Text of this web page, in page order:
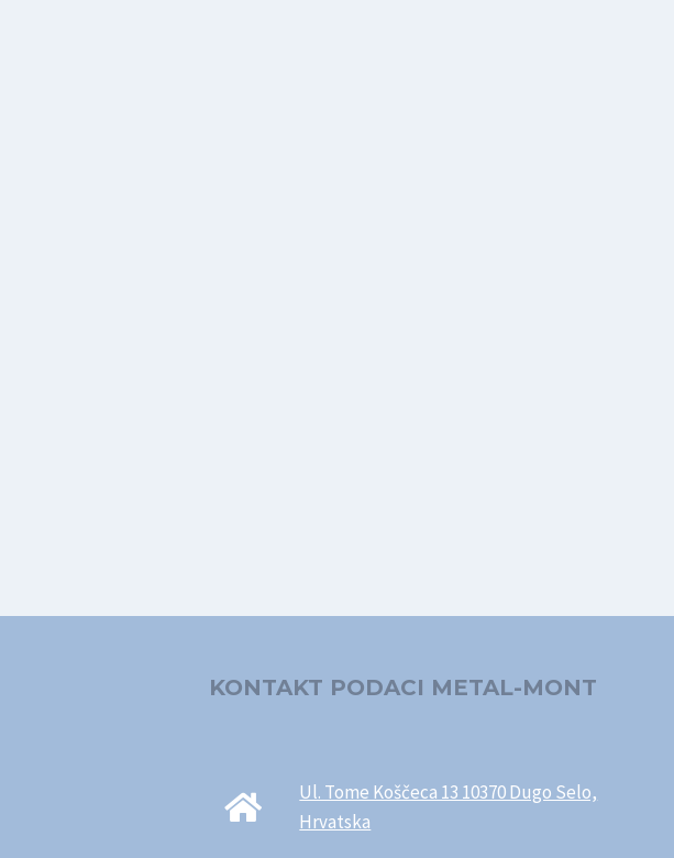
KONTAKT PODACI METAL-MONT
Ul. Tome Koščeca 13 10370 Dugo Selo,
Hrvatska